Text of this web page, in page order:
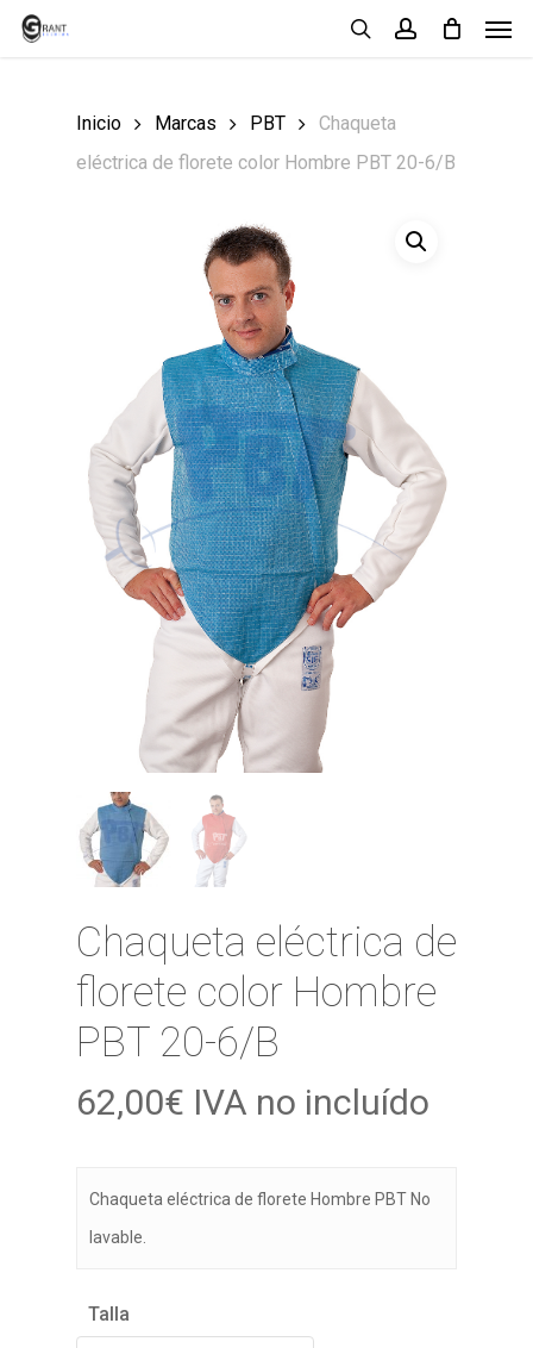
Skip
Inicio Marcas PBT
Chaqueta
eléctrica de florete color Hombre PBT 20-6/B
Chaqueta eléctrica de
florete color Hombre
PBT 20-6/B
62,00€ IVA no incluído
Chaqueta eléctrica de florete Hombre PBT No
lavable.
Talla